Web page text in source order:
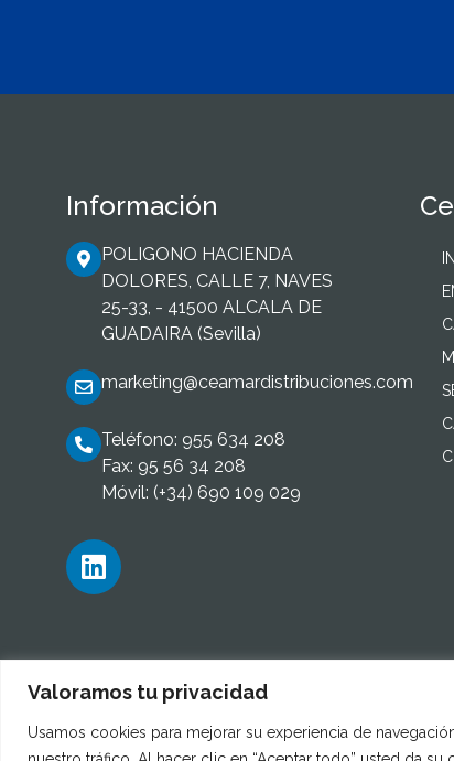
Valoramos tu privacidad
Usamos cookies para mejorar su experiencia de
Información
POLIGONO HACIENDA
DOLORES, CALLE 7, NAVES
25-33, - 41500 ALCALA DE
GUADAIRA (Sevilla)
marketing@ceamardistribuciones.com
Teléfono: 955 634 208
Fax: 95 56 34 208
Móvil: (+34) 690 109 029